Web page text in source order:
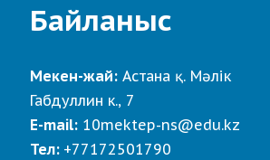
Байланыс
Мекен-жай: Астана қ. Мәлік
Габдуллин к., 7
E-mail: 10mektep-ns@edu.kz
Тел: +77172501790